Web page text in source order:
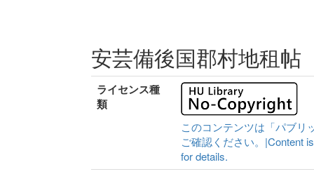
安芸備後国郡村地租帖
ライセンス種
類
このコンテンツは「パブリ
ご確認ください。|Content
for details.